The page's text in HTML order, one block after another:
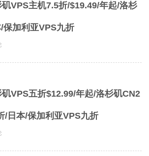
VPS主机7.5折/$19.49/年起/洛杉
保加利亚VPS九折
VPS五折$12.99/年起/洛杉矶CN2
/日本/保加利亚VPS九折